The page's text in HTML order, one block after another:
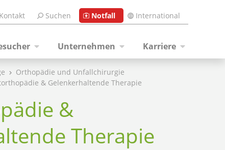
Kontakt Suchen Notfall International
Unternehmen Karriere
Orthopädie und Unfallchirurgie
& Gelenkerhaltende Therapie
&
Therapie